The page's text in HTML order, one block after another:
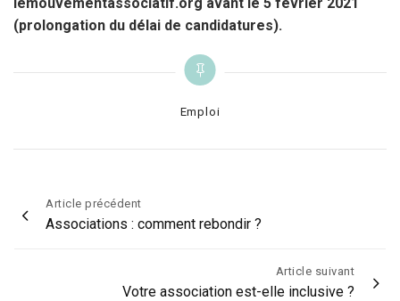
(prolongation du délai de candidatures).
Categories
Emploi
Navigation
Article précédent
Associations : comment rebondir ?
Article suivant
Votre association est-elle inclusive ?